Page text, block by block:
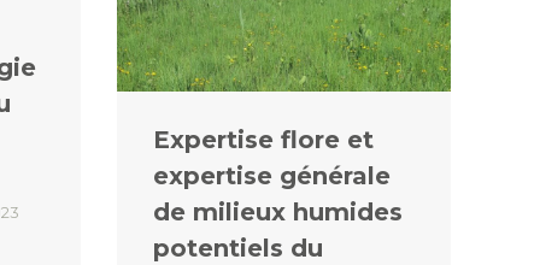
Expertise flore et
expertise générale
de milieux humides
potentiels du